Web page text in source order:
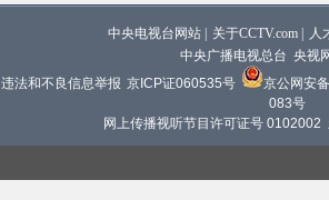
中央电视台网站 关于CCTV.com
人
中央广播电视总台 央视
违法和不良信息举报 京ICP证060535号
京公网安
083号
网上传播视听节目许可证号